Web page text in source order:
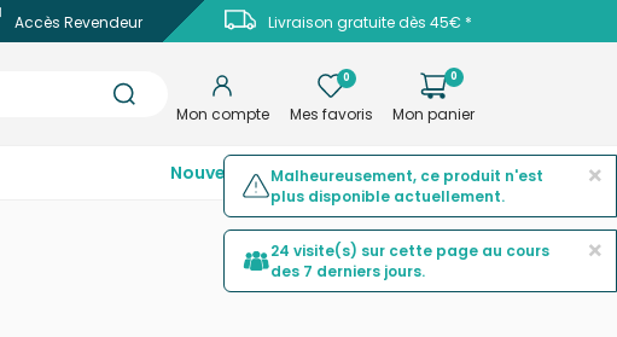
Livraison gratuite dès 45€ *
Accès Revendeur
Mon compte
0
Mes favoris
0
Mon panier
NouveautésTop ventesPromotions ×
Malheureusement, ce produit n'est
plus disponible actuellement.
×
24 visite(s) sur cette page au cours
des 7 derniers jours.